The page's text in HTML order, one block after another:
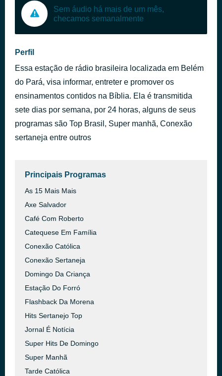
Sem áudio há mais de um mês,
checamos semanalmente
Perfil
Essa estação de rádio brasileira localizada em Belém
do Pará, visa informar, entreter e promover os
ensinamentos contidos na Bíblia. Ela é transmitida
sete dias por semana, por 24 horas, alguns de seus
programas são Top Brasil, Super manhã, Conexão
sertaneja entre outros
Principais Programas
As 15 Mais Mais
Axe Salvador
Café Com Roberto
Catequese Em Família
Conexão Católica
Conexão Sertaneja
Domingo Da Criança
Estação Do Forró
Flashback Da Morena
Hits Sertanejo Top
Jornal É Notícia
Super Hits De Domingo
Super Manhã
Tarde Católica